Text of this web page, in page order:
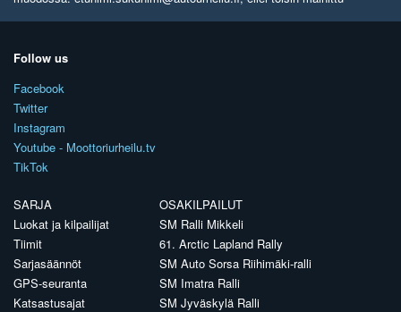
Follow us
Facebook
Twitter
Instagram
Youtube - Moottoriurheilu.tv
TikTok
SARJA
Luokat ja kilpailijat
Tiimit
Sarjasäännöt
GPS-seuranta
Katsastusajat
OSAKILPAILUT
SM Ralli Mikkeli
61. Arctic Lapland Rally
SM Auto Sorsa Riihimäki-ralli
SM Imatra Ralli
SM Jyväskylä Ralli